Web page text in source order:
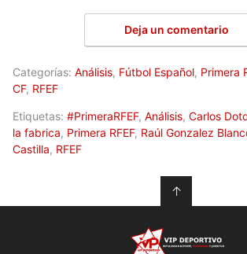
Deja un comentario
Categorías: Análisis, Fútbol Español, Primera
CF, RFEF
Etiquetas: #PrimeraRFEF, Análisis, Carlos
la fabrica, Primera RFEF, Raúl Gonzalez
Castilla, RFEF
↑